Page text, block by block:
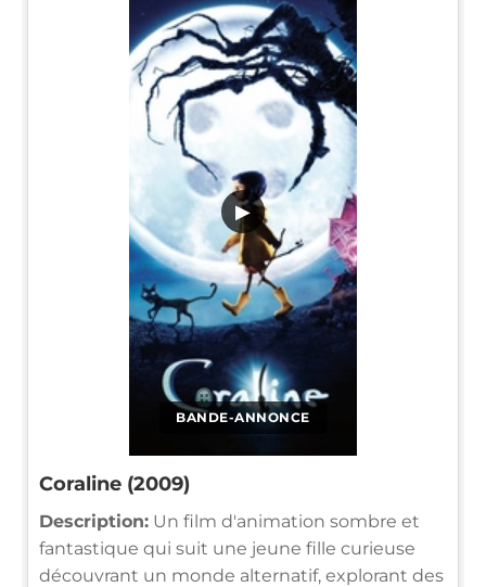
BANDE-ANNONCE
▶
Coraline (2009)
Description: Un film d'animation sombre et
fantastique qui suit une jeune fille curieuse
découvrant un monde alternatif, explorant des